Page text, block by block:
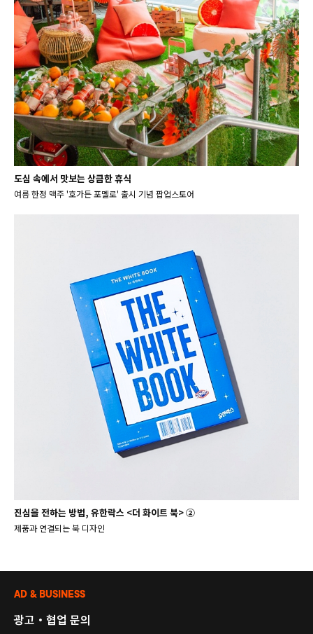
도심 속에서 맛보는 상큼한 휴식
여름 한정 맥주 '호가든 포멜로' 출시 기념 팝업스토어
진심을 전하는 방법, 유한락스 <더 화이트 북> ②
제품과 연결되는 북 디자인
AD & BUSINESS
광고・협업 문의